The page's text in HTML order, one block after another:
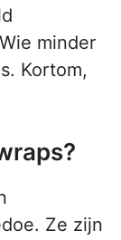
minder
Kortom,
Ze zijn